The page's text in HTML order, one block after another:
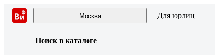
Москва Для юрлиц
Поиск в каталоге